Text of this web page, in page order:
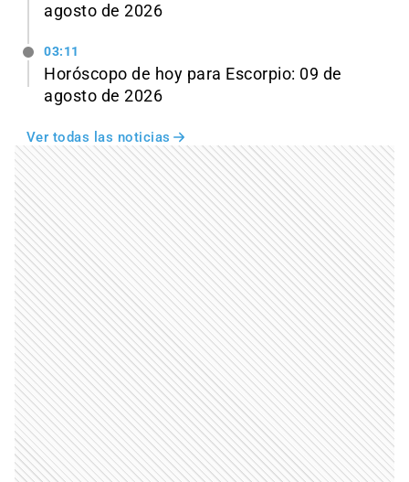
agosto de 2026
03:11
Horóscopo de hoy para Escorpio: 09 de
agosto de 2026
Ver todas las noticias